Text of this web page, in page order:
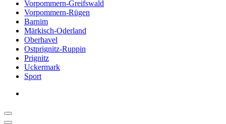
Vorpommern-Greifswald
Vorpommern-Rügen
Barnim
Märkisch-Oderland
Oberhavel
Ostprignitz-Ruppin
Prignitz
Uckermark
Sport